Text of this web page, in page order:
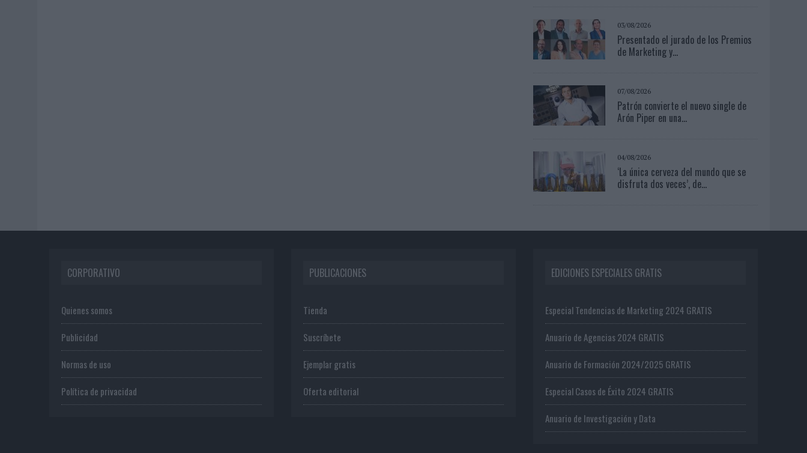
03/08/2026
Presentado el jurado de los Premios
de Marketing y...
07/08/2026
Patrón convierte el nuevo single de
Arón Piper en una...
04/08/2026
‘La única cerveza del mundo que se
disfruta dos veces’, de...
CORPORATIVO
Quienes somos
Publicidad
Normas de uso
Política de privacidad
PUBLICACIONES
Tienda
Suscríbete
Ejemplar gratis
Oferta editorial
EDICIONES ESPECIALES GRATIS
Especial Tendencias de Marketing 2024 GRATIS
Anuario de Agencias 2024 GRATIS
Anuario de Formación 2024/2025 GRATIS
Especial Casos de Éxito 2024 GRATIS
Anuario de Investigación y Data